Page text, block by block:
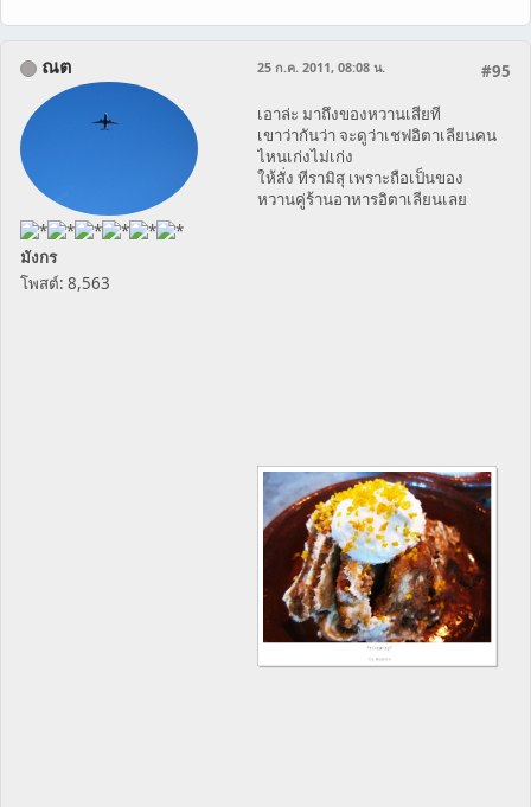
ณต
มังกร
โพสต์: 8,563
#95
25 ก.ค. 2011, 08:08 น.
เอาล่ะ มาถึงของหวานเสียที
เขาว่ากันว่า จะดูว่าเชฟอิตาเลียนคน
ไหนเก่งไม่เก่ง
ให้สั่ง ทีรามิสุ เพราะถือเป็นของ
หวานคู่ร้านอาหารอิตาเลียนเลย